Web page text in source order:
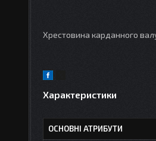
Хрестовина карданного
Характеристики
ОСНОВНІ АТРИБУТИ